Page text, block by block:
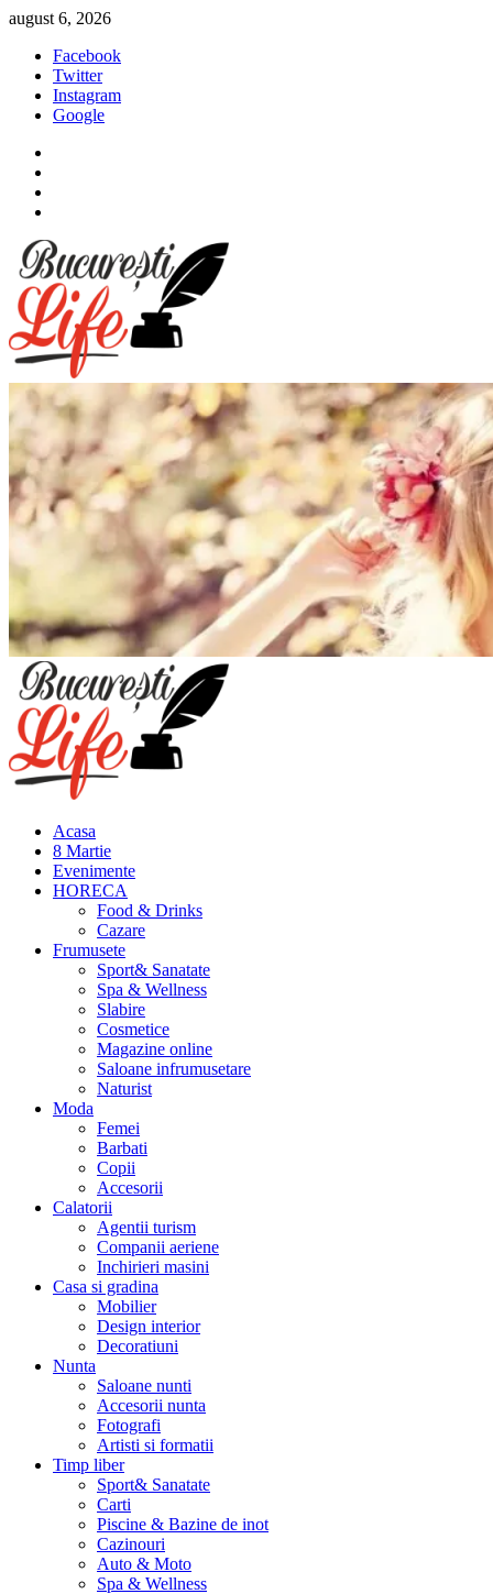
Sari
conținut
august 6, 2026
Facebook
Twitter
Instagram
Google
Meniu
principal
Acasa
8 Martie
Evenimente
HORECA
Food & Drinks
Cazare
Frumusete
Sport& Sanatate
Spa & Wellness
Slabire
Cosmetice
Magazine online
Saloane infrumusetare
Naturist
Moda
Femei
Barbati
Copii
Accesorii
Calatorii
Agentii turism
Companii aeriene
Inchirieri masini
Casa si gradina
Mobilier
Design interior
Decoratiuni
Nunta
Saloane nunti
Accesorii nunta
Fotografi
Artisti si formatii
Timp liber
Sport& Sanatate
Carti
Piscine & Bazine de inot
Cazinouri
Auto & Moto
Spa & Wellness